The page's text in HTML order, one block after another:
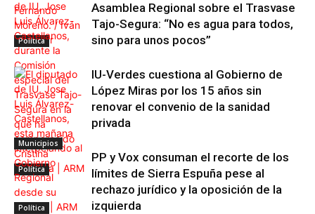
Política
Política
Asamblea Regional sobre el Trasvase
Tajo-Segura: “No es agua para todos,
sino para unos pocos”
Política
IU-Verdes cuestiona al Gobierno de
López Miras por los 15 años sin
renovar el convenio de la sanidad
privada
Municipios
PP y Vox consuman el recorte de los
límites de Sierra Espuña pese al
rechazo jurídico y la oposición de la
izquierda